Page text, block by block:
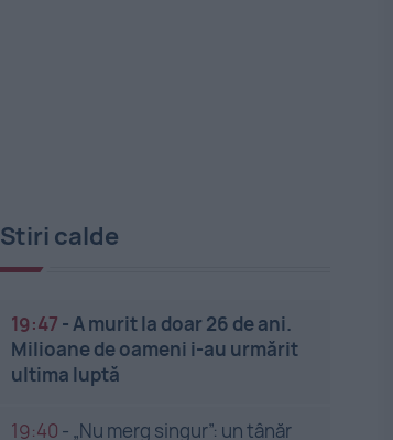
Stiri calde
19:47 -A murit la doar 26 de ani.
Milioane de oameni i-au urmărit
ultima luptă
19:40 - „Nu merg singur”: un tânăr